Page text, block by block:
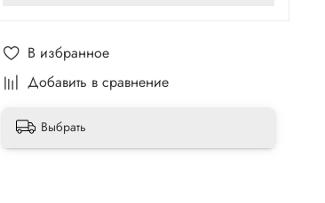
В избранное
Добавить в сравнение
Выбрать